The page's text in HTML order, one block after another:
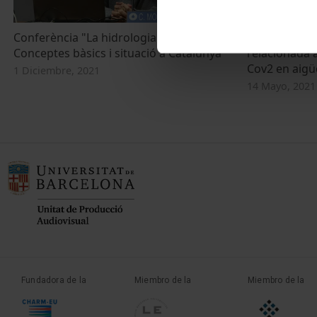
Conferència "La hidrologia mèdica.
Conceptes bàsics i situació a Catalunya"
1 Diciembre, 2021
relacionada
Cov2 en
14 Mayo, 2021
Fundadora de la Miembro de la Miembro de la